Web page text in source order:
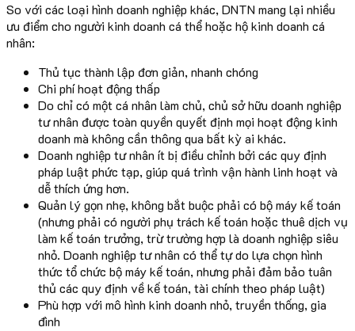
So với các loại hình doanh nghiệp khác, DNTN mang lại nhiều
ưu điểm cho người kinh doanh cá thể hoặc hộ kinh doanh cá
nhân:
Thủ tục thành lập đơn giản, nhanh chóng
Chi phí hoạt động thấp
Do chỉ có một cá nhân làm chủ, chủ sở hữu doanh nghiệp
tư nhân được toàn quyền quyết định mọi hoạt động kinh
doanh mà không cần thông qua bất kỳ ai khác.
Doanh nghiệp tư nhân ít bị điều chỉnh bởi các quy định
pháp luật phức tạp, giúp quá trình vận hành linh hoạt và
dễ thích ứng hơn.
Quản lý gọn nhẹ, không bắt buộc phải có bộ máy kế toán
(nhưng phải có người phụ trách kế toán hoặc thuê dịch vụ
làm kế toán trưởng, trừ trường hợp là doanh nghiệp siêu
nhỏ. Doanh nghiệp tư nhân có thể tự do lựa chọn hình
thức tổ chức bộ máy kế toán, nhưng phải đảm bảo tuân
thủ các quy định về kế toán, tài chính theo pháp luật)
Phù hợp với mô hình kinh doanh nhỏ, truyền thống, gia
đình